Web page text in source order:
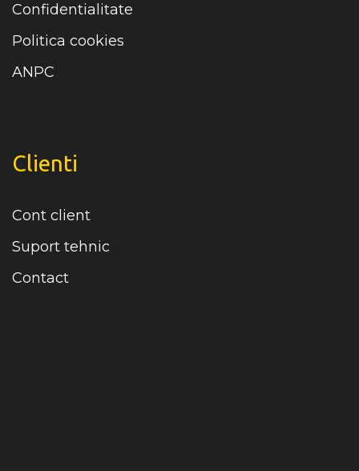
Confidentialitate
Politica cookies
ANPC
Clienti
Cont client
Suport tehnic
Contact